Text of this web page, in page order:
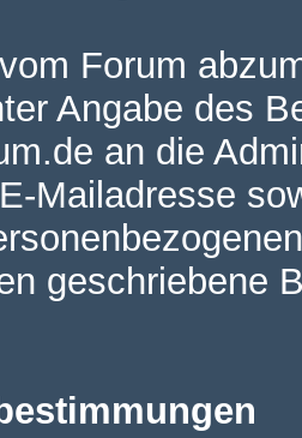
Forum
Angabe des
an die
Mailadresse
geschriebene